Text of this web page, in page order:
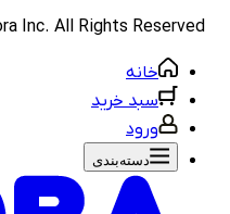
Inc. All Rights
خانه
سبد خرید
ورود
دسته‌بندی‌